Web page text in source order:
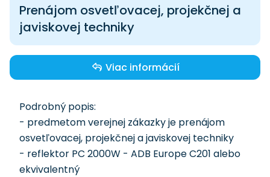
Prenájom osvetľovacej, projekčnej a
javiskovej techniky
Viac informácií
Podrobný popis:
- predmetom verejnej zákazky je prenájom
osvetľovacej, projekčnej a javiskovej techniky
- reflektor PC 2000W - ADB Europe C201 alebo
ekvivalentný